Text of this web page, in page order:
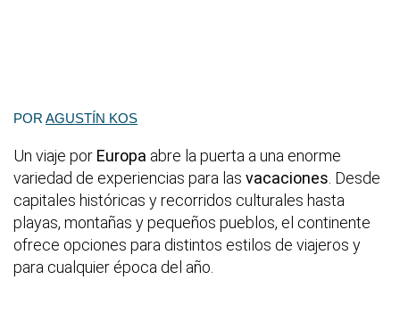
POR AGUSTÍN KOS
Un viaje por Europa abre la puerta a una enorme
variedad de experiencias para las vacaciones . Desde
capitales históricas y recorridos culturales hasta
playas, montañas y pequeños pueblos, el continente
ofrece opciones para distintos estilos de viajeros y
para cualquier época del año.